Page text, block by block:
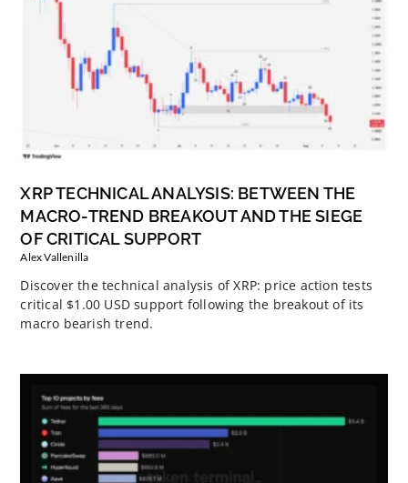
XRP TECHNICAL ANALYSIS: BETWEEN THE
MACRO-TREND BREAKOUT AND THE SIEGE
OF CRITICAL SUPPORT
Alex Vallenilla
Discover the technical analysis of XRP: price action tests
critical $1.00 USD support following the breakout of its
macro bearish trend.